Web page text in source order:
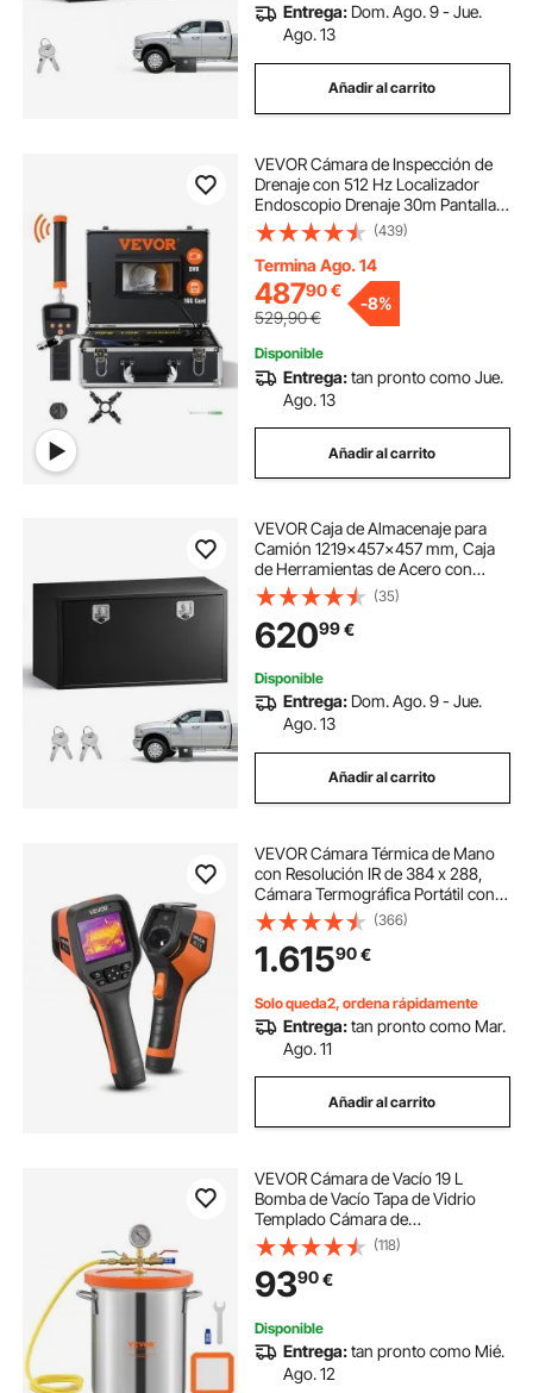
Entrega: Dom. Ago. 9 - Jue.
Ago. 13
Añadir al carrito
VEVOR Cámara de Inspección de
Drenaje con 512 Hz Localizador
Endoscopio Drenaje 30m Pantalla
7" IP68 Impermeable Grabadora
DVR 12 LEDs Ajustables 16 GB
Tarjeta SD para Tuberías de
Alcantarillado Hogar
(439)
Termina Ago. 14
48790€
529,90€
-8%
Disponible
Entrega:tan pronto como Jue.
Ago. 13
Añadir al carrito
VEVOR Caja de Almacenaje para
Camión 1219x457x457 mm, Caja
de Herramientas de Acero con
Cerradura y Llaves, para Debajo de
Carrocería del Camión, con Asa en
T para Furgoneta, SUV, Camioneta,
Negro
(35)
62099€
Disponible
Entrega: Dom. Ago. 9 - Jue.
Ago. 13
Añadir al carrito
VEVOR Cámara Térmica de Mano
con Resolución IR de 384 x 288,
Cámara Termográfica Portátil con
Cámara Visual de 5 MP, Frecuencia
de Actualización de 30 Hz, Rango
de Temperatura de -20 °C a 550 °C
(366)
1.61590€
Solo queda2, ordena rápidamente
Entrega:tan pronto como Mar.
Ago. 11
Añadir al carrito
VEVOR Cámara de Vacío 19 L
Bomba de Vacío Tapa de Vidrio
Templado Cámara de
Desgasificación de Acero
Inoxidable 304 Contenedor de
Vacío para Estabilización de
Madera Resina de Silicona
(118)
9390€
Disponible
Entrega:tan pronto como Mié.
Ago. 12